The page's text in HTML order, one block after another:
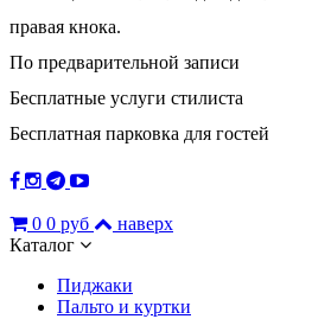
правая кнока.
По предварительной записи
Бесплатные услуги стилиста
Бесплатная парковка для гостей
0 0 руб
наверх
Каталог
Пиджаки
Пальто и куртки